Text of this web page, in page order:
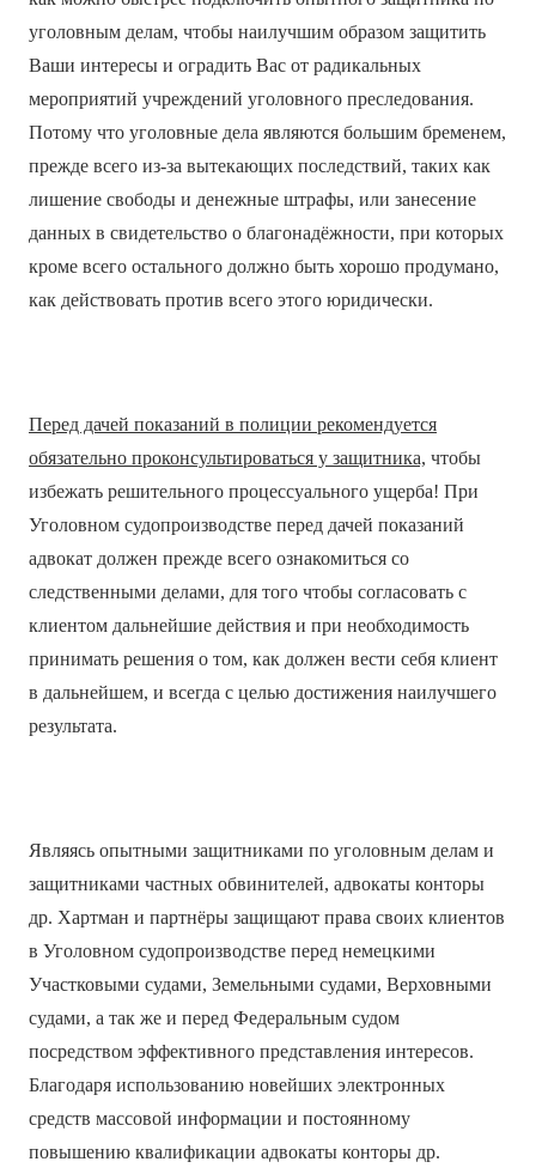
уголовным делам, чтобы наилучшим образом защитить
Ваши интересы и оградить Вас от радикальных
мероприятий учреждений уголовного преследования.
Потому что уголовные дела являются большим бременем,
прежде всего из-за вытекающих последствий, таких как
лишение свободы и денежные штрафы, или занесение
данных в свидетельство о благонадёжности, при которых
кроме всего остального должно быть хорошо продумано,
как действовать против всего этого юридически.
Перед дачей показаний в полиции рекомендуется
обязательно проконсультироваться у защитника, чтобы
избежать решительного процессуального ущерба! При
Уголовном судопроизводстве перед дачей показаний
адвокат должен прежде всего ознакомиться со
следственными делами, для того чтобы согласовать с
клиентом дальнейшие действия и при необходимость
принимать решения о том, как должен вести себя клиент
в дальнейшем, и всегда с целью достижения наилучшего
результата.
Являясь опытными защитниками по уголовным делам и
защитниками частных обвинителей, адвокаты конторы
др. Хартман и партнёры защищают права своих клиентов
в Уголовном судопроизводстве перед немецкими
Участковыми судами, Земельными судами, Верховными
судами, а так же и перед Федеральным судом
посредством эффективного представления интересов.
Благодаря использованию новейших электронных
средств массовой информации и постоянному
повышению квалификации адвокаты конторы др.